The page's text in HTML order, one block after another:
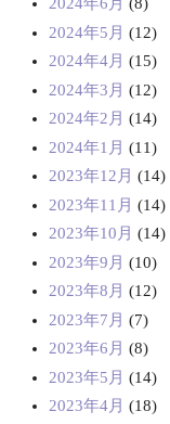
2024年5月 (12)
2024年4月 (15)
2024年3月 (12)
2024年2月 (14)
2024年1月 (11)
2023年12月 (14)
2023年11月 (14)
2023年10月 (14)
2023年9月 (10)
2023年8月 (12)
2023年7月 (7)
2023年6月 (8)
2023年5月 (14)
2023年4月 (18)